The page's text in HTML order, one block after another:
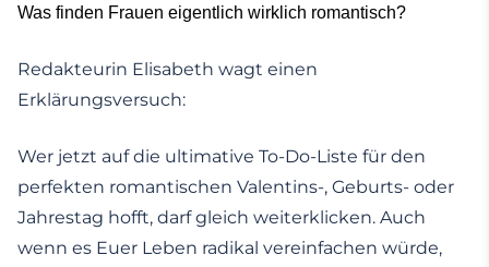
Was finden Frauen eigentlich wirklich romantisch?
Redakteurin Elisabeth wagt einen
Erklärungsversuch:
Wer jetzt auf die ultimative To-Do-Liste für den
perfekten romantischen Valentins-, Geburts- oder
Jahrestag hofft, darf gleich weiterklicken. Auch
wenn es Euer Leben radikal vereinfachen würde,